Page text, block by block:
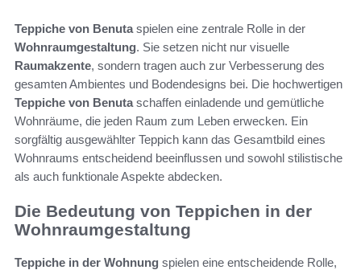
Teppiche von Benutaspielen eine zentrale Rolle in der
Wohnraumgestaltung. Sie setzen nicht nur visuelle
Raumakzente, sondern tragen auch zur Verbesserung des
gesamten Ambientes und Bodendesigns bei. Die hochwertigen
Teppiche von Benutaschaffen einladende und gemütliche
Wohnräume, die jeden Raum zum Leben erwecken. Ein
sorgfältig ausgewählter Teppich kann das Gesamtbild eines
Wohnraums entscheidend beeinflussen und sowohl stilistische
als auch funktionale Aspekte abdecken.
Die Bedeutung von Teppichen in der
Wohnraumgestaltung
Teppiche in der Wohnung spielen eine entscheidende Rolle,